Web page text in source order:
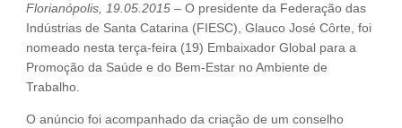
Florianópolis, 19.05.2015 – O presidente da Federação das
Indústrias de Santa Catarina (FIESC), Glauco José Côrte, foi
nomeado nesta terça-feira (19) Embaixador Global para a
Promoção da Saúde e do Bem-Estar no Ambiente de
Trabalho.
O anúncio foi acompanhado da criação de um conselho